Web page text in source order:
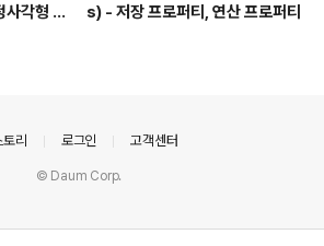
각형 찾
s) - 저장 프로퍼티, 연산 프로퍼티
토리 로그인 고객센터
© Daum Corp.